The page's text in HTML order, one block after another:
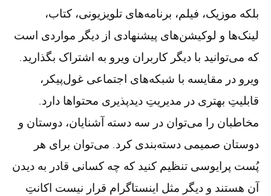
بلکه موزیک، فیلم، برنامه‌های تلویزیونی، کتاب،
لینک‌ها و لوکیشن‌های پیشنهادی از دیگر مواردی است
که می‌توانید با دیگر کاربران ویرو به اشتراک بگذارید.
ویرو در مقایسه با شبکه‌های اجتماعی غول‌پیکر،
قابلیتِ بهتری در مدیریتِ دیدپذیری محتواها دارد.
مخاطبان را می‌توان در سه دسته آشنایان، دوستان و
دوستان صمیمی دسته‌بندی کرد. می‌توان برای هر
پُست پرایوسی تنظیم کنید که چه کسانی قادر به دیدن
آن هستند و دیگر مثل اینستاگرام قرار نیست اکانتِ